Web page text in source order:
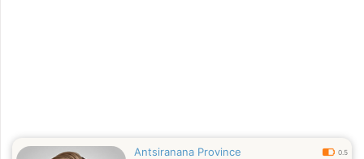
Antsiranana Province 0.5